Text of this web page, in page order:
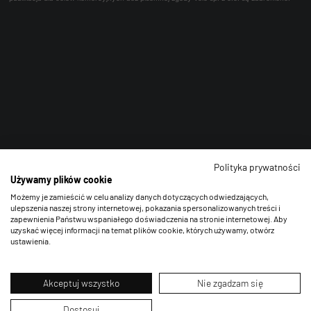
Polityka prywatności
Używamy plików cookie
Możemy je zamieścić w celu analizy danych dotyczących odwiedzających,
ulepszenia naszej strony internetowej, pokazania spersonalizowanych treści i
zapewnienia Państwu wspaniałego doświadczenia na stronie internetowej. Aby
uzyskać więcej informacji na temat plików cookie, których używamy, otwórz
ustawienia.
Akceptuj wszystko Nie zgadzam się